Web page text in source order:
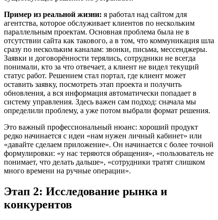
Пример из реальной жизни: я работал над сайтом для
агентства, которое обслуживает клиентов по нескольким
параллельным проектам. Основная проблема была не в
отсутствии сайта как такового, а в том, что коммуникация шла
сразу по нескольким каналам: звонки, письма, мессенджеры.
Заявки и договорённости терялись, сотрудники не всегда
понимали, кто за что отвечает, а клиент не видел текущий
статус работ. Решением стал портал, где клиент может
оставить заявку, посмотреть этап проекта и получить
обновления, а вся информация автоматически попадает в
систему управления. Здесь важен сам подход: сначала мы
определили проблему, а уже потом выбрали формат решения.
Это важный профессиональный нюанс: хороший продукт
редко начинается с идеи «нам нужен личный кабинет» или
«давайте сделаем приложение». Он начинается с более точной
формулировки: «у нас теряются обращения», «пользователь не
понимает, что делать дальше», «сотрудники тратят слишком
много времени на ручные операции».
Этап 2: Исследование рынка и
конкурентов